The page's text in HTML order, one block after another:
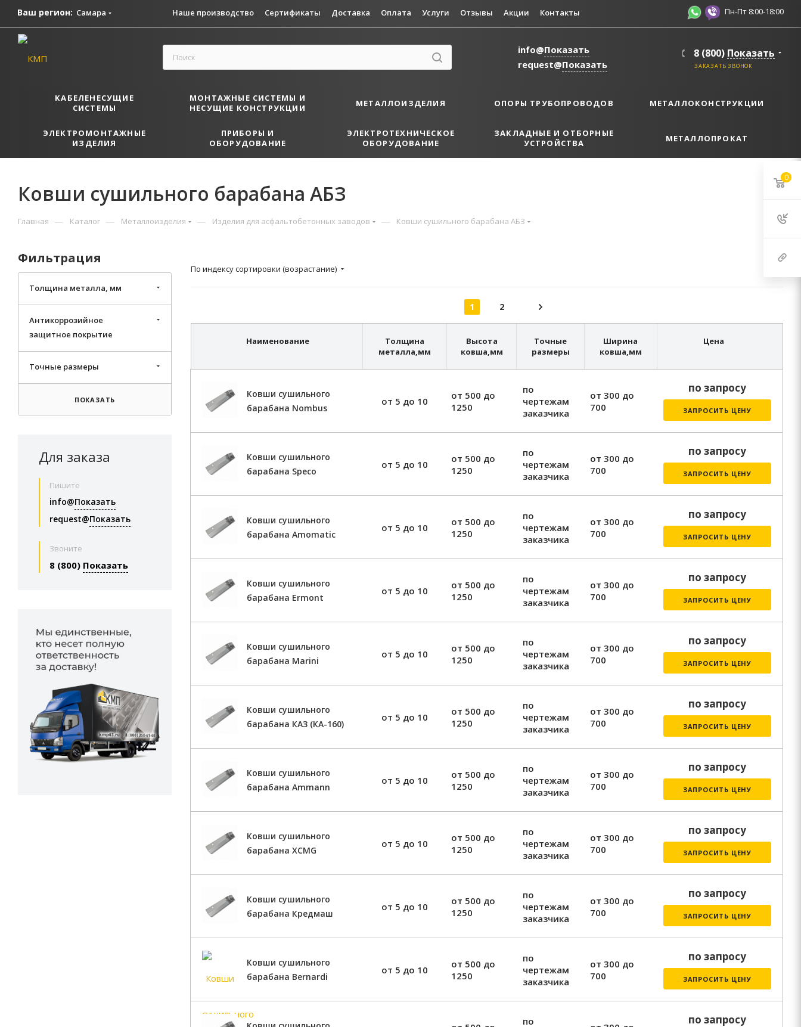
Ваш регион: Самара Наше производство Сертификаты Доставка Оплата Услуги Отзывы Акции Контакты Пн-Пт 8:00-18:00
info@Показать
request@Показать
8 (800) Показать
ЗАКАЗАТЬ ЗВОНОК
КАБЕЛЕНЕСУЩИЕ
СИСТЕМЫ
МОНТАЖНЫЕ СИСТЕМЫ И
НЕСУЩИЕ КОНСТРУКЦИИ
МЕТАЛЛОИЗДЕЛИЯ ОПОРЫ ТРУБОПРОВОДОВ МЕТАЛЛОКОНСТРУКЦИИ
ЭЛЕКТРОМОНТАЖНЫЕ
ИЗДЕЛИЯ
ПРИБОРЫ И
ОБОРУДОВАНИЕ
ЭЛЕКТРОТЕХНИЧЕСКОЕ
ОБОРУДОВАНИЕ
ЗАКЛАДНЫЕ И ОТБОРНЫЕ
УСТРОЙСТВА
МЕТАЛЛОПРОКАТ
Ковши сушильного барабана АБЗ
Главная — Каталог — Металлоизделия — Изделия для асфальтобетонных заводов — Ковши сушильного барабана АБЗ
По индексу сортировки (возрастание)
1 2
Наименование
Толщина
металла,мм
Высота
ковша,мм
Точные
размеры
Ширина
ковша,мм
Цена
Ковши сушильного
барабана Nombus
от 5 до 10
от 500 до
1250
по
чертежам
заказчика
от 300 до
700
по запросу
ЗАПРОСИТЬ ЦЕНУ
Ковши сушильного
барабана Speco
от 5 до 10
от 500 до
1250
по
чертежам
заказчика
от 300 до
700
по запросу
ЗАПРОСИТЬ ЦЕНУ
Ковши сушильного
барабана Amomatic
от 5 до 10
от 500 до
1250
по
чертежам
заказчика
от 300 до
700
по запросу
ЗАПРОСИТЬ ЦЕНУ
Ковши сушильного
барабана Ermont
от 5 до 10
от 500 до
1250
по
чертежам
заказчика
от 300 до
700
по запросу
ЗАПРОСИТЬ ЦЕНУ
Ковши сушильного
барабана Marini
от 5 до 10
от 500 до
1250
по
чертежам
заказчика
от 300 до
700
по запросу
ЗАПРОСИТЬ ЦЕНУ
Ковши сушильного
барабана КАЗ (КА-160)
от 5 до 10
от 500 до
1250
по
чертежам
заказчика
от 300 до
700
по запросу
ЗАПРОСИТЬ ЦЕНУ
Ковши сушильного
барабана Ammann
от 5 до 10
от 500 до
1250
по
чертежам
заказчика
от 300 до
700
по запросу
ЗАПРОСИТЬ ЦЕНУ
Ковши сушильного
барабана XCMG
от 5 до 10
от 500 до
1250
по
чертежам
заказчика
от 300 до
700
по запросу
ЗАПРОСИТЬ ЦЕНУ
Ковши сушильного
барабана Кредмаш
от 5 до 10
от 500 до
1250
по
чертежам
заказчика
от 300 до
700
по запросу
ЗАПРОСИТЬ ЦЕНУ
Ковши сушильного
барабана Bernardi
от 5 до 10
от 500 до
1250
по
чертежам
заказчика
от 300 до
700
по запросу
ЗАПРОСИТЬ ЦЕНУ
по
по запросу
Фильтрация
Толщина металла, мм
Антикоррозийное
защитное покрытие
Точные размеры
ПОКАЗАТЬ
Для заказа
Пишите
info@Показать
request@Показать
Звоните
8 (800) Показать
0